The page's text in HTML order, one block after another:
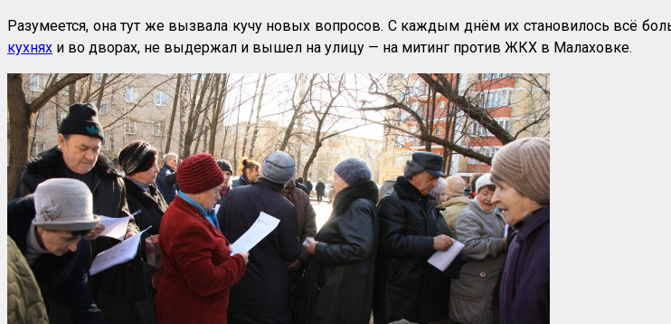
Разумеется, она тут же вызвала кучу новых вопросов. С каждым днём их становилось всё
кухнях и во дворах, не выдержал и вышел на улицу — на митинг против ЖКХ в Малаховке.